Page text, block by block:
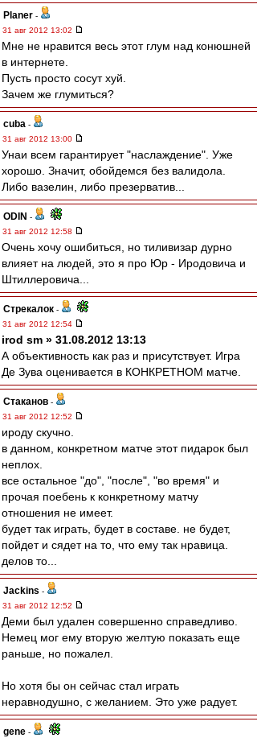
Planer -
31 авг 2012 13:02
Мне не нравится весь этот глум над конюшней
в интернете.
Пусть просто сосут хуй.
Зачем же глумиться?
cuba -
31 авг 2012 13:00
Унаи всем гарантирует "наслаждение". Уже
хорошо. Значит, обойдемся без валидола.
Либо вазелин, либо презерватив...
ODIN -
31 авг 2012 12:58
Очень хочу ошибиться, но тиливизар дурно
влияет на людей, это я про Юр - Иродовича и
Штиллеровича...
Стрекалок -
31 авг 2012 12:54
irod sm » 31.08.2012 13:13
А объективность как раз и присутствует. Игра
Де Зува оценивается в КОНКРЕТНОМ матче.
Cтаканов -
31 авг 2012 12:52
ироду скучно.
в данном, конкретном матче этот пидарок был
неплох.
все остальное "до", "после", "во время" и
прочая поебень к конкретному матчу
отношения не имеет.
будет так играть, будет в составе. не будет,
пойдет и сядет на то, что ему так нравица.
делов то...
Jackins -
31 авг 2012 12:52
Деми был удален совершенно справедливо.
Немец мог ему вторую желтую показать еще
раньше, но пожалел.
Но хотя бы он сейчас стал играть
неравнодушно, с желанием. Это уже радует.
gene -